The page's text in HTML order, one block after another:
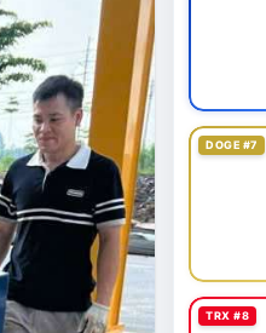
DOGE #7
TRX #8